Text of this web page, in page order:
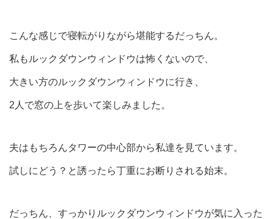
こんな感じで寝転がりながら堪能するだっちん。
私もルックダウンウィンドウは怖くないので、
大きい方のルックダウンウィンドウに行き、
2人で窓の上を歩いて楽しみました。
夫はもちろんタワーの中心部から私達を見ています。
試しにどう？と誘ったら丁重にお断りされる始末。
だっちん、すっかりルックダウンウィンドウが気に入った